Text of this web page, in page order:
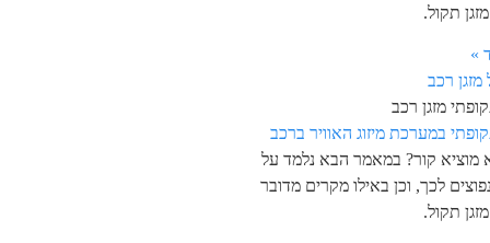
תקול.
»
מזגן רכב
במערכת מיזוג האוויר ברכב
מוציא קור? במאמר הבא נלמד על
לכך, וכן באילו מקרים מדובר
תקול.